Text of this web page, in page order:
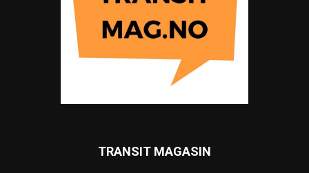
TRANSIT MAGASIN